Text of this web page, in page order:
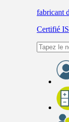
fabricant
Certifié